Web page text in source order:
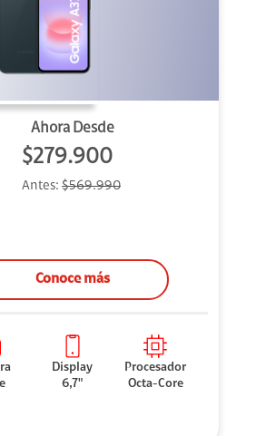
Ahora Desde
$279.900
Antes: $569.990
Conoce más
Display
6,7"
Procesador
Octa-Core